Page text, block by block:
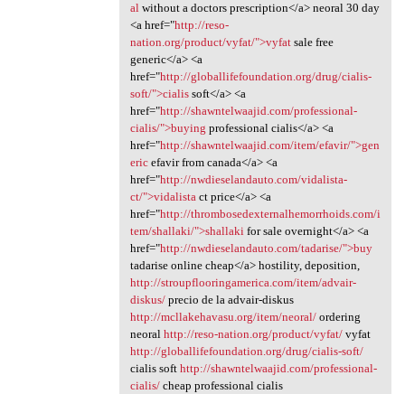
alwithout a doctors prescription</a> neoral 30 day
<a href="http://reso-
nation.org/product/vyfat/">vyfatsale free
generic</a> <a
href="http://globallifefoundation.org/drug/cialis-
soft/">cialissoft</a> <a
href="http://shawntelwaajid.com/professional-
cialis/">buying professional cialis</a> <a
href="http://shawntelwaajid.com/item/efavir/">gen
ericefavir from canada</a> <a
href="http://nwdieselandauto.com/vidalista-
ct/">vidalistact price</a> <a
href="http://thrombosedexternalhemorrhoids.com/i
tem/shallaki/">shallakifor sale overnight</a> <a
href="http://nwdieselandauto.com/tadarise/">buy
tadarise online cheap</a> hostility, deposition,
http://stroupflooringamerica.com/item/advair-
diskus/precio de la advair-diskus
http://mcllakehavasu.org/item/neoral/ordering
neoral http://reso-nation.org/product/vyfat/vyfat
http://globallifefoundation.org/drug/cialis-soft/
cialis soft http://shawntelwaajid.com/professional-
cialis/cheap professional cialis